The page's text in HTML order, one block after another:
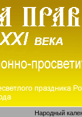
Народный